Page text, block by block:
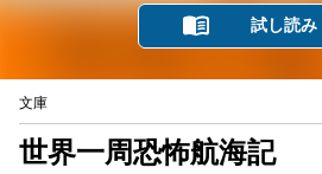
試し読み
文庫
世界一周恐怖航海記